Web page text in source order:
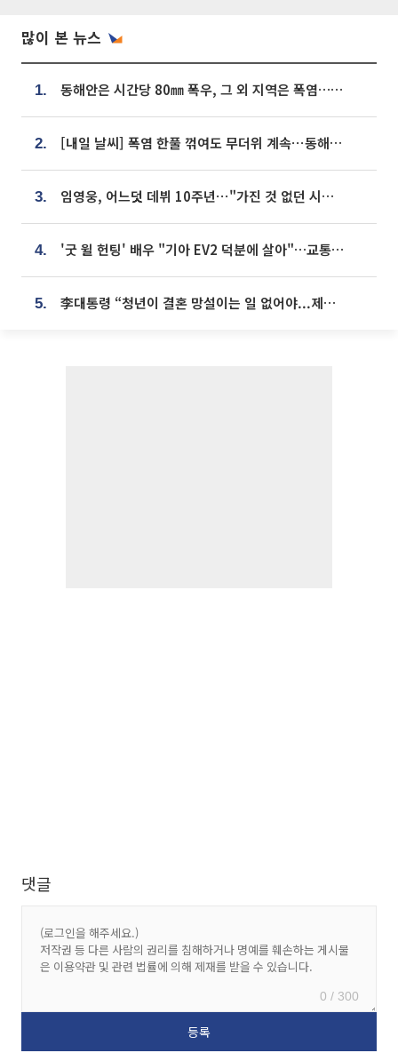
많이 본 뉴스
1. 동해안은 시간당 80㎜ 폭우, 그 외 지역은 폭염…‘극과 극 날씨’
2. [내일 날씨] 폭염 한풀 꺾여도 무더위 계속⋯동해안 이틀 연속 비
3. 임영웅, 어느덧 데뷔 10주년⋯"가진 것 없던 시절, 내 앞엔 20명의 팬뿐"
4. '굿 윌 헌팅' 배우 "기아 EV2 덕분에 살아"…교통사고 후 안전성 극찬
5. 李대통령 “청년이 결혼 망설이는 일 없어야...제도상 불이익 조사”
댓글
0 / 300